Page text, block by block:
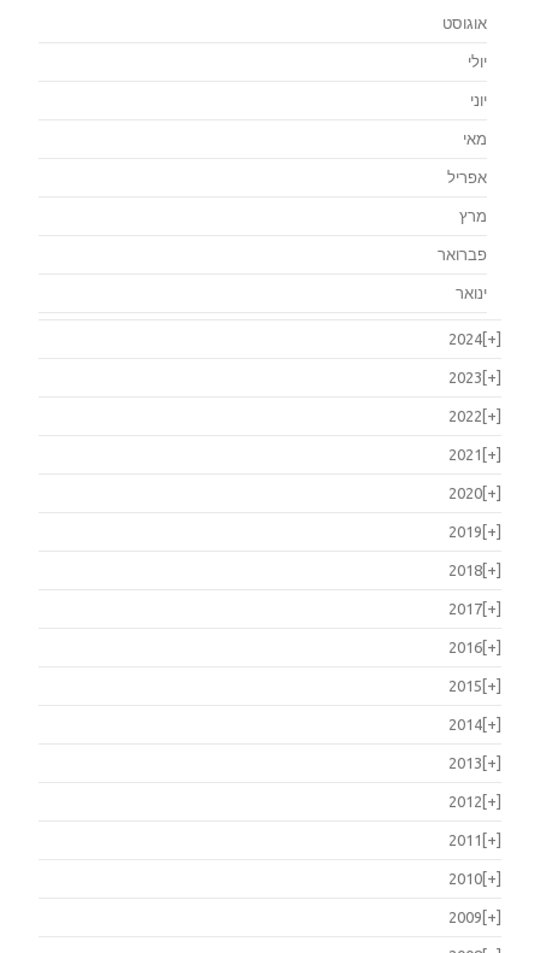
אוגוסט
יולי
יוני
מאי
אפריל
מרץ
פברואר
ינואר
[+]
2024
[+]
2023
[+]
2022
[+]
2021
[+]
2020
[+]
2019
[+]
2018
[+]
2017
[+]
2016
[+]
2015
[+]
2014
[+]
2013
[+]
2012
[+]
2011
[+]
2010
[+]
2009